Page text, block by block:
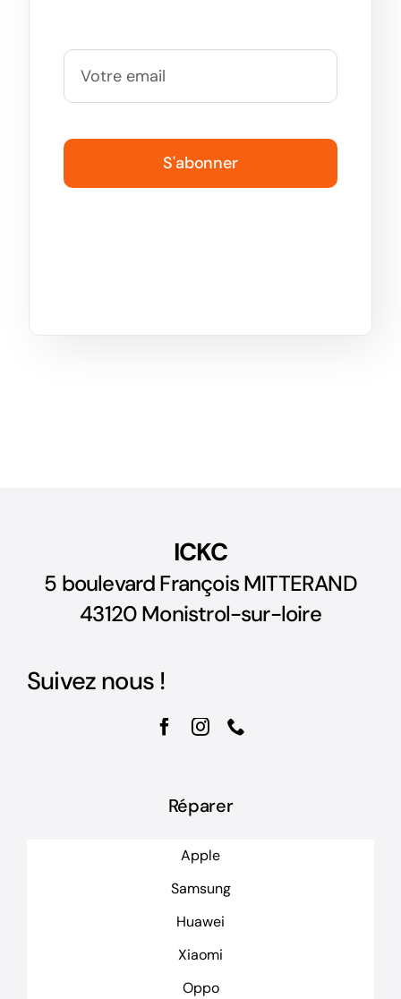
S'abonner
ICKC
5 boulevard François MITTERAND
43120 Monistrol-sur-loire
Suivez nous !
Réparer
Apple
Samsung
Huawei
Xiaomi
Oppo